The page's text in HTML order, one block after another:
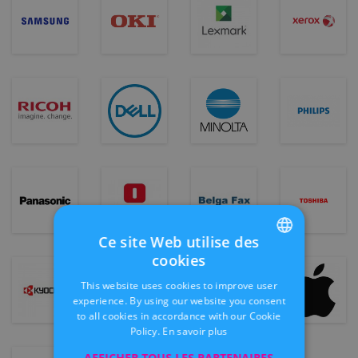
Ce site Web utilise des
cookies
This website uses cookies to improve user
experience. By using our website you consent
to all cookies in accordance with our Cookie
Policy. En savoir plus